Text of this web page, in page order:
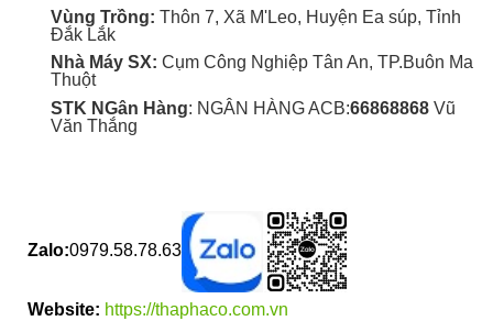
Vùng Trồng: Thôn 7, Xã M'Leo, Huyện Ea súp, Tỉnh
Đắk Lắk
Nhà Máy SX: Cụm Công Nghiệp Tân An, TP.Buôn Ma
Thuột
STK NGân Hàng: NGÂN HÀNG ACB:66868868Vũ
Văn Thắng
Zalo:0979.58.78.63
Website: https://thaphaco.com.vn